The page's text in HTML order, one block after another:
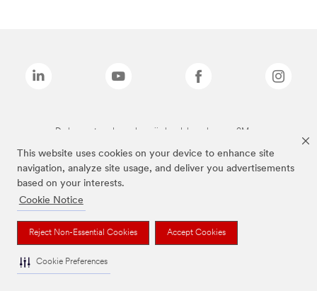
This website uses cookies on your device to enhance site
navigation, analyze site usage, and deliver you advertisements
based on your interests.
Cookie Notice
Reject Non-Essential Cookies Accept Cookies
Cookie Preferences
De bovenstaande merken zijn handelsmerken van 3M.we